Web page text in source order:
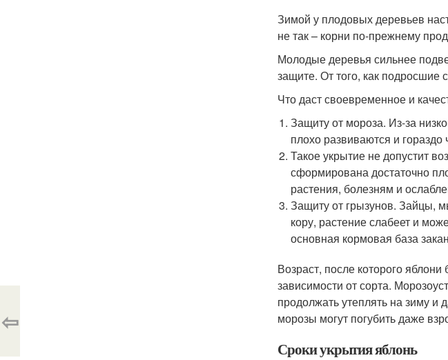
Зимой у плодовых деревьев
не так – корни по-прежнему
Молодые деревья сильнее
защите. От того, как подросшие
Что даст своевременное и
Защиту от мороза. Из-за
плохо развиваются и
Такое укрытие не допустит
сформирована достаточно
растения, болезням и
Защиту от грызунов. Зайцы,
кору, растение слабеет и
основная кормовая база
Возраст, после которого
зависимости от сорта.
продолжать утеплять на зиму и
морозы могут погубить даже
Сроки укрытия яблонь
⇦